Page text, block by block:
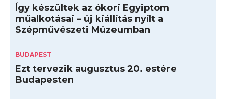
Így készültek az ókori Egyiptom
műalkotásai – új kiállítás nyílt a
Szépművészeti Múzeumban
BUDAPEST
Ezt tervezik augusztus 20. estére
Budapesten